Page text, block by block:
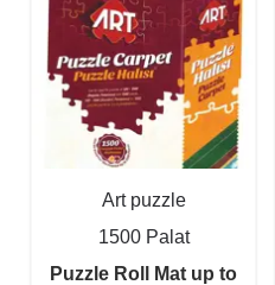
Art puzzle
1500 Palat
Puzzle Roll Mat up to